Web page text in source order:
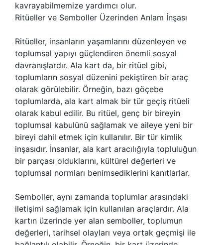
kavrayabilmemize yardımcı olur.
Ritüeller ve Semboller Üzerinden Anlam İnşası
Ritüeller, insanların yaşamlarını düzenleyen ve
toplumsal yapıyı güçlendiren önemli sosyal
davranışlardır. Ala kart da, bir ritüel gibi,
toplumların sosyal düzenini pekiştiren bir araç
olarak görülebilir. Örneğin, bazı göçebe
toplumlarda, ala kart almak bir tür geçiş ritüeli
olarak kabul edilir. Bu ritüel, genç bir bireyin
toplumsal kabulünü sağlamak ve aileye yeni bir
bireyi dahil etmek için kullanılır. Bir tür kimlik
inşasıdır. İnsanlar, ala kart aracılığıyla topluluğun
bir parçası olduklarını, kültürel değerleri ve
toplumsal normları benimsediklerini kanıtlarlar.
Semboller, aynı zamanda toplumlar arasındaki
iletişimi sağlamak için kullanılan araçlardır. Ala
kartın üzerinde yer alan semboller, toplumun
değerleri, tarihsel olayları veya ortak geçmişi ile